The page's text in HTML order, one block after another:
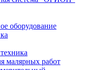
оборудование
малярных работ